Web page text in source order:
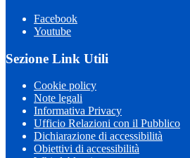
Facebook
Youtube
Sezione Link Utili
Cookie policy
Note legali
Informativa Privacy
Ufficio Relazioni con il Pubblico
Dichiarazione di accessibilità
Obiettivi di accessibilità